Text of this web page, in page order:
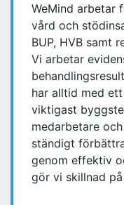
WeMind arbetar
vård och
BUP, HVB samt
Vi arbetar
har alltid med
viktigast
medarbetare
ständigt
genom effektiv
gör vi skillnad